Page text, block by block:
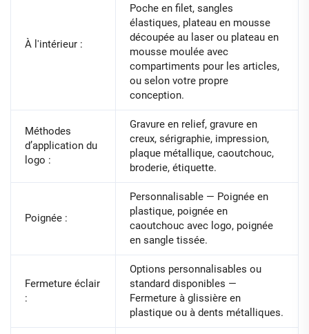
À l'intérieur :
Poche en filet, sangles
élastiques, plateau en mousse
découpée au laser ou plateau en
mousse moulée avec
compartiments pour les articles,
ou selon votre propre
conception.
Méthodes
d’application du
logo :
Gravure en relief, gravure en
creux, sérigraphie, impression,
plaque métallique, caoutchouc,
broderie, étiquette.
Poignée :
Personnalisable — Poignée en
plastique, poignée en
caoutchouc avec logo, poignée
en sangle tissée.
Fermeture éclair
:
Options personnalisables ou
standard disponibles —
Fermeture à glissière en
plastique ou à dents métalliques.